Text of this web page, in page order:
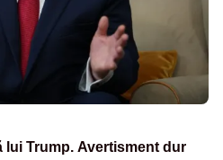
lui Trump. Avertisment dur